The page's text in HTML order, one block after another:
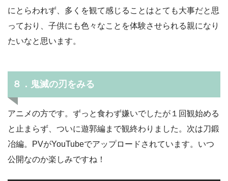
にとらわれず、多くを観て感じることはとても大事だと思
っており、子供にも色々なことを体験させられる親になり
たいなと思います。
８．鬼滅の刃をみる
アニメの方です。ずっと食わず嫌いでしたが１回観始める
と止まらず、ついに遊郭編まで観終わりました。次は刀鍛
冶編。PVがYouTubeでアップロードされています。いつ
公開なのか楽しみですね！